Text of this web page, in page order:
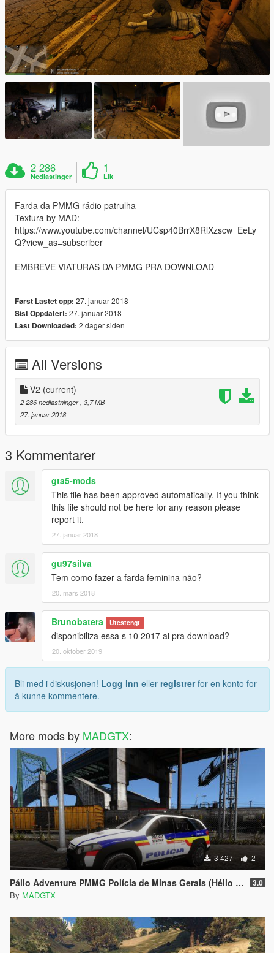
2 286
Nedlastinger
1
Lik
Farda da PMMG rádio patrulha
Textura by MAD:
https://www.youtube.com/channel/UCsp40BrrX8RlXzscw_EeLy
Q?view_as=subscriber
EMBREVE VIATURAS DA PMMG PRA DOWNLOAD
Først Lastet opp: 27. januar 2018
Sist Oppdatert: 27. januar 2018
Last Downloaded: 2 dager siden
All Versions
V2 (current)
2 286 nedlastninger , 3,7 MB
27. januar 2018
3 Kommentarer
gta5-mods
This file has been approved automatically. If you think
this file should not be here for any reason please
report it.
27. januar 2018
gu97silva
Tem como fazer a farda feminina não?
20. mars 2018
Brunobatera Utestengt
disponibiliza essa s 10 2017 ai pra download?
20. oktober 2019
Bli med i diskusjonen! Logg inn eller registrerfor en konto for
å kunne kommentere.
More mods by MADGTX:
3 427 2
Pálio Adventure PMMG Polícia de Minas Gerais (Hélio e Richard) 3.0
By MADGTX